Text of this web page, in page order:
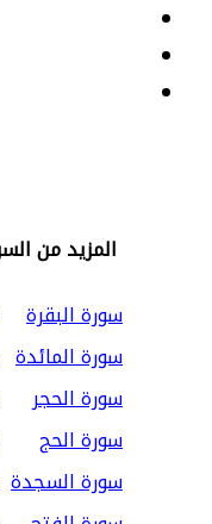
المزيد من
سورة البقرة
سورة المائدة
سورة الحجر
سورة الحج
سورة السجدة